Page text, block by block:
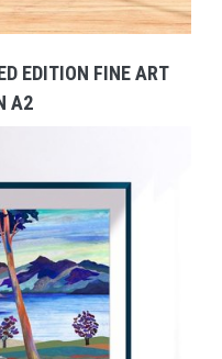
EDITION FINE ART
A2